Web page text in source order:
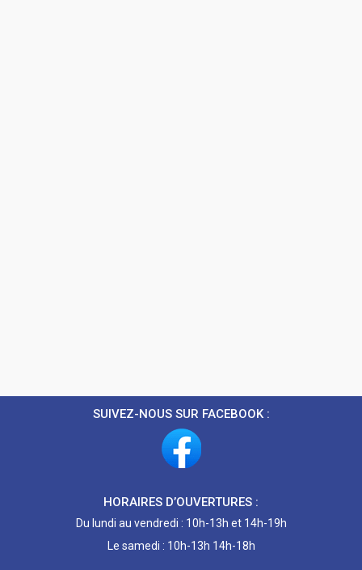
SUIVEZ-NOUS SUR FACEBOOK :
HORAIRES D’OUVERTURES :
Du lundi au vendredi : 10h-13h et 14h-19h
Le samedi : 10h-13h 14h-18h